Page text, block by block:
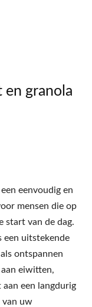
granola
eenvoudig en
mensen die op
start van de dag.
een uitstekende
ontspannen
eiwitten,
een langdurig
van uw